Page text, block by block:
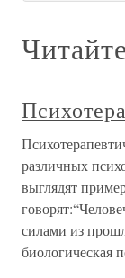
различных
выглядят
силами из
биологическая